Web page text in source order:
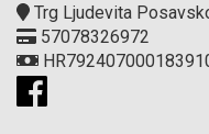
Trg Ljudevita
57078326972